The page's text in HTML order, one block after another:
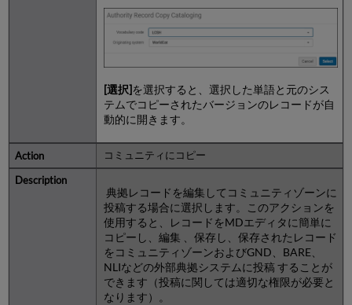
[選択]を選択すると、選択した単語と元のシス
テムでコピーされたバージョンのレコードが自
動的に開きます。
コミュニティにコピー
典拠レコードを編集してコミュニティゾーンに
投稿する場合に選択します。このアクションを
使用すると、レコードをMDエディタに簡単に
コピーし、編集 、保存し、保存されたレコード
をコミュニティゾーンおよびGND、BARE、
NLIなどの外部典拠システムに投稿 することが
できます（投稿に関しては適切な権限が必要と
なります）。